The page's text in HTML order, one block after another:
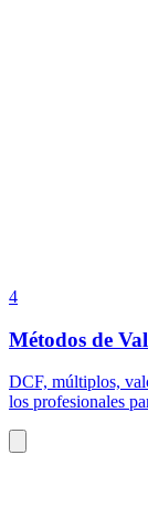
4
Métodos de
DCF, múltiplos,
los profesionales